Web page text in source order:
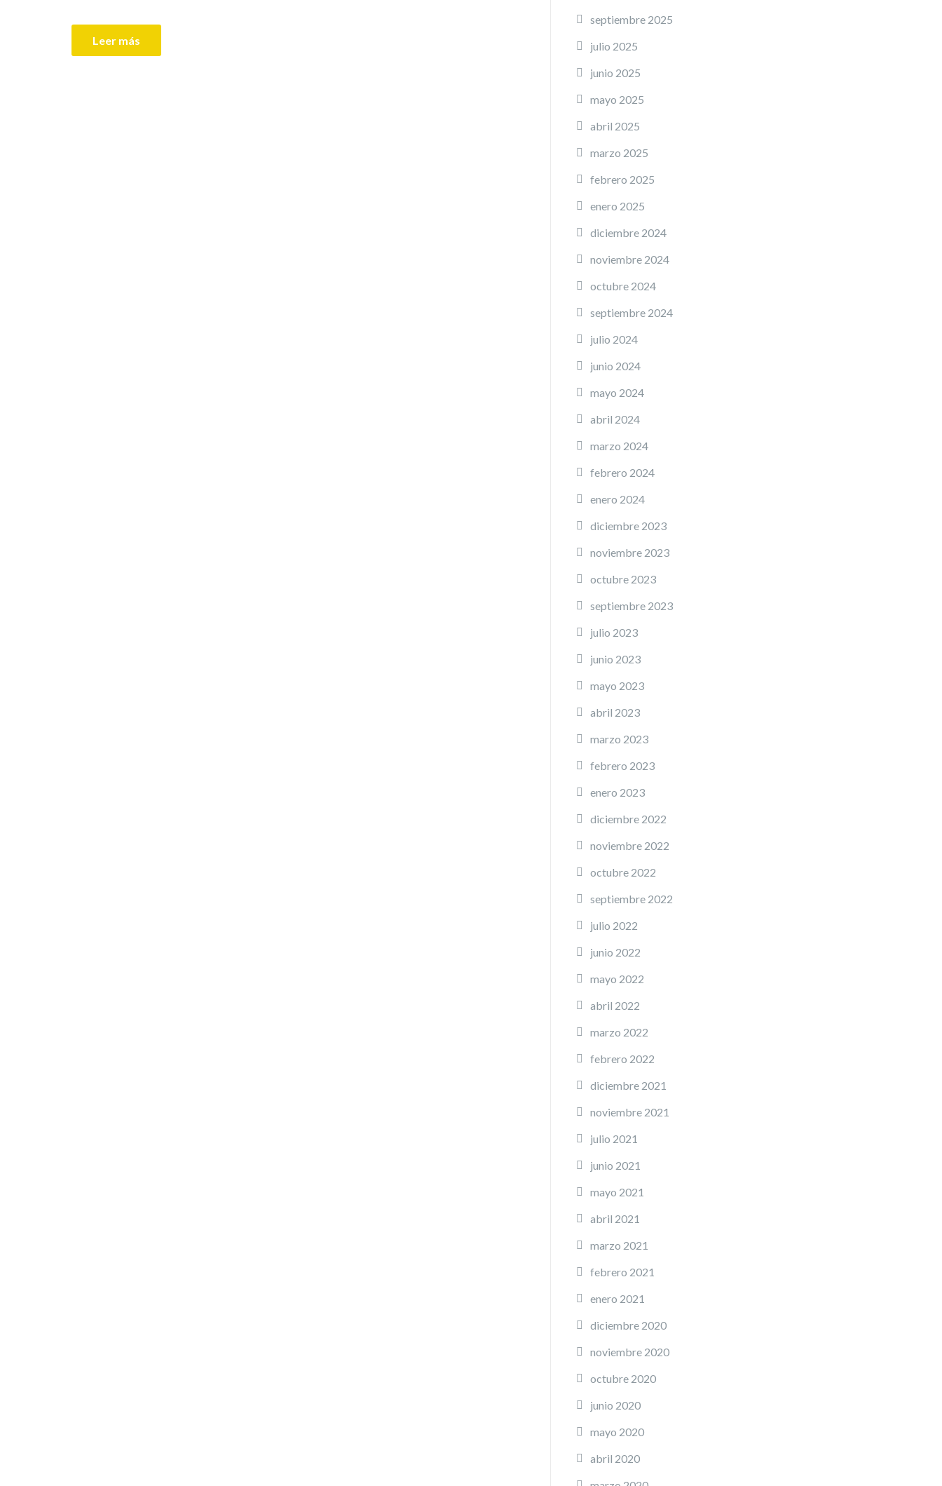
Leer más
septiembre 2025
julio 2025
junio 2025
mayo 2025
abril 2025
marzo 2025
febrero 2025
enero 2025
diciembre 2024
noviembre 2024
octubre 2024
septiembre 2024
julio 2024
junio 2024
mayo 2024
abril 2024
marzo 2024
febrero 2024
enero 2024
diciembre 2023
noviembre 2023
octubre 2023
septiembre 2023
julio 2023
junio 2023
mayo 2023
abril 2023
marzo 2023
febrero 2023
enero 2023
diciembre 2022
noviembre 2022
octubre 2022
septiembre 2022
julio 2022
junio 2022
mayo 2022
abril 2022
marzo 2022
febrero 2022
diciembre 2021
noviembre 2021
julio 2021
junio 2021
mayo 2021
abril 2021
marzo 2021
febrero 2021
enero 2021
diciembre 2020
noviembre 2020
octubre 2020
junio 2020
mayo 2020
abril 2020